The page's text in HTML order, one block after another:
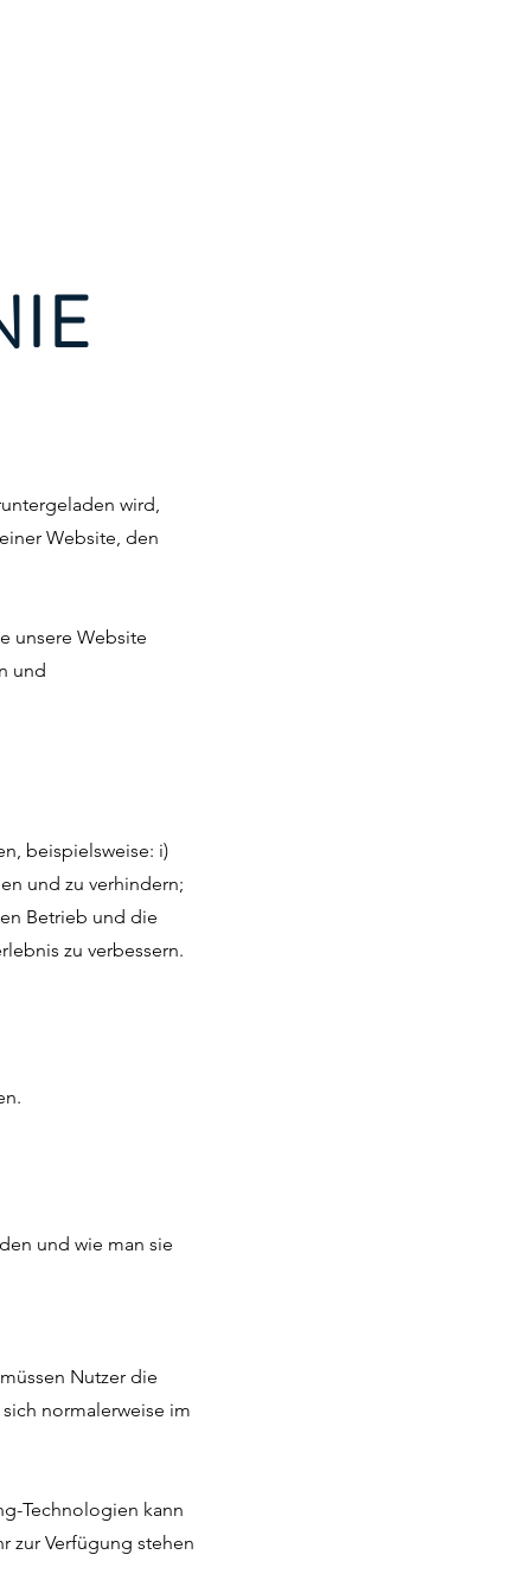
wird,
Website, den
unsere Website
und
beispielsweise: i)
und zu verhindern;
Betrieb und die
zu verbessern.
und wie man sie
Nutzer die
normalerweise im
Technologien kann
zur Verfügung stehen